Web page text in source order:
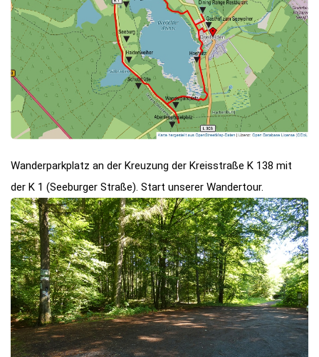
Wanderparkplatz an der Kreuzung der Kreisstraße K 138 mit
der K 1 (Seeburger Straße). Start unserer Wandertour.